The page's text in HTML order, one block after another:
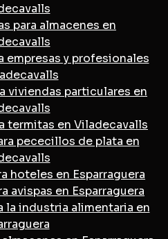
para almacenes en
empresas y profesionales
viviendas particulares en
termitas en Viladecavalls
pececillos de plata en
hoteles en Esparraguera
avispas en Esparraguera
la industria alimentaria en